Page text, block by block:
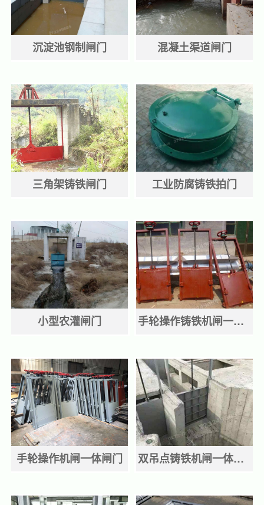
沉淀池钢制闸门 混凝土渠道闸门
三角架铸铁闸门 工业防腐铸铁拍门
小型农灌闸门 手轮操作铸铁机闸一体闸门
手轮操作机闸一体闸门 双吊点铸铁机闸一体闸门